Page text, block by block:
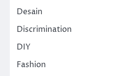
Desain
Discrimination
DIY
Fashion